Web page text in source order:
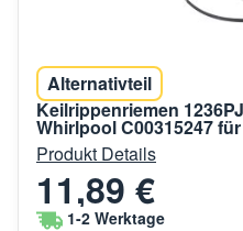
Alternativteil
Keilrippenriemen
Whirlpool C00315247
Produkt Details
11,89 €
1-2 Werktage